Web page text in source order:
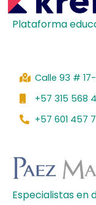
Plataforma
Calle 93 #
+57 315 568
+57 601 457
Especialistas en